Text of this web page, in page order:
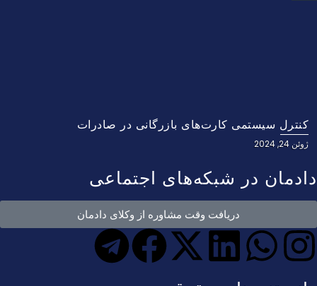
کنترل سیستمی کارت‌های بازرگانی در صادرات
ژوئن 24, 2024
دادمان در شبکه‌های اجتماعی
دریافت وقت مشاوره از وکلای دادمان